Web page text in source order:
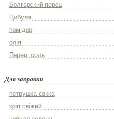
Болгарский перец
Цибуля
помідор
олія
Перец, соль
Для заправки
петрушка свіжа
кріп свіжий